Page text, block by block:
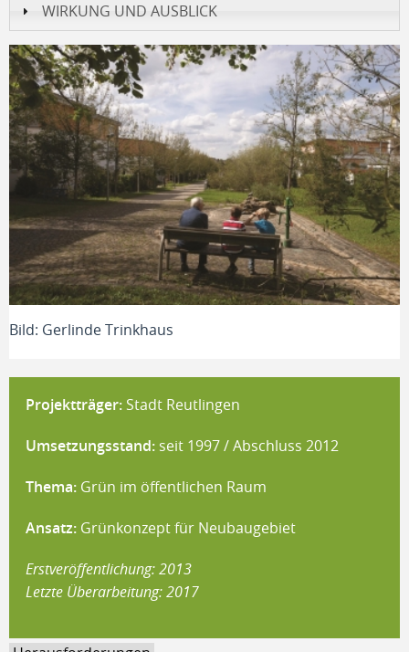
WIRKUNG UND AUSBLICK
Bild: Gerlinde Trinkhaus
Projektträger: Stadt Reutlingen
Umsetzungsstand: seit 1997 / Abschluss 2012
Thema: Grün im öffentlichen Raum
Ansatz: Grünkonzept für Neubaugebiet
Erstveröffentlichung: 2013
Letzte Überarbeitung: 2017